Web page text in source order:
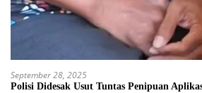
September 28, 2025
Polisi Didesak Usut Tuntas Penipuan